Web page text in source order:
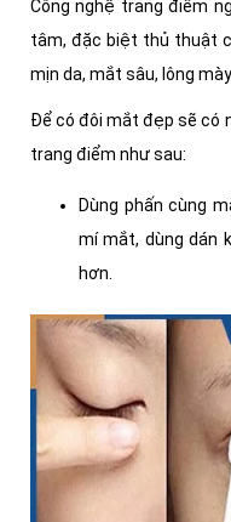
Công nghệ trang điểm
tâm, đặc biệt thủ thuật
mịn da, mắt sâu, lông
Để có đôi mắt đẹp sẽ có
trang điểm như sau:
Dùng phấn cùng
mí mắt, dùng dán
hơn.